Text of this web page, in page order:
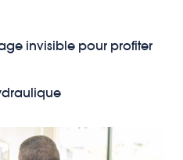
invisible pour profiter